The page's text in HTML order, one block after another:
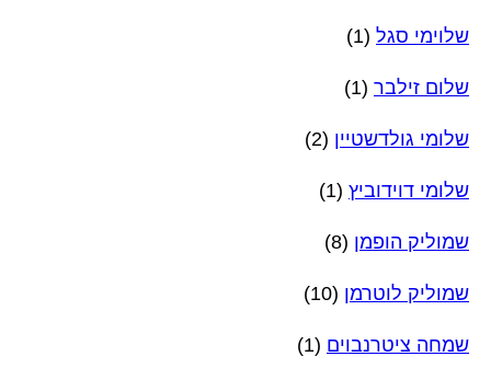
שלוימי סגל (1)
שלום זילבר (1)
שלומי גולדשטיין (2)
שלומי דוידוביץ (1)
שמוליק הופמן (8)
שמוליק לוטרמן (10)
שמחה ציטרנבוים (1)